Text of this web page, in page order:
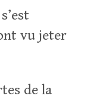
vu jeter
de la